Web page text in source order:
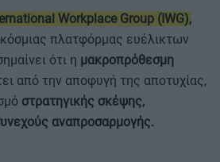
Workplace Group (IWG),
πλατφόρμας ευέλικτων
ότι η μακροπρόθεσμη
από την αποφυγή της αποτυχίας,
στρατηγικής σκέψης,
αναπροσαρμογής.